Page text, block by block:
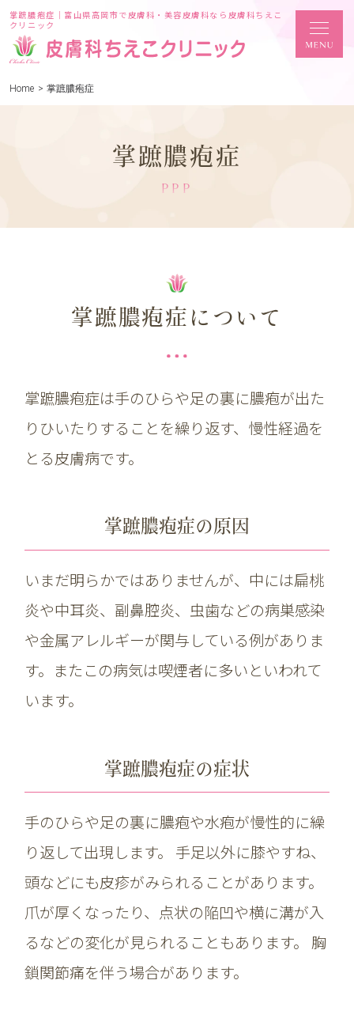
掌蹠膿疱症｜富山県高岡市で皮膚科・美容皮膚科なら皮膚科ちえこ
クリニック
Home > 掌蹠膿疱症
掌蹠膿疱症
PPP
掌蹠膿疱症について
掌蹠膿疱症は手のひらや足の裏に膿疱が出た
りひいたりすることを繰り返す、慢性経過を
とる皮膚病です。
掌蹠膿疱症の原因
いまだ明らかではありませんが、中には扁桃
炎や中耳炎、副鼻腔炎、虫歯などの病巣感染
や金属アレルギーが関与している例がありま
す。またこの病気は喫煙者に多いといわれて
います。
掌蹠膿疱症の症状
手のひらや足の裏に膿疱や水疱が慢性的に繰
り返して出現します。 手足以外に膝やすね、
頭などにも皮疹がみられることがあります。
爪が厚くなったり、点状の陥凹や横に溝が入
るなどの変化が見られることもあります。 胸
鎖関節痛を伴う場合があります。